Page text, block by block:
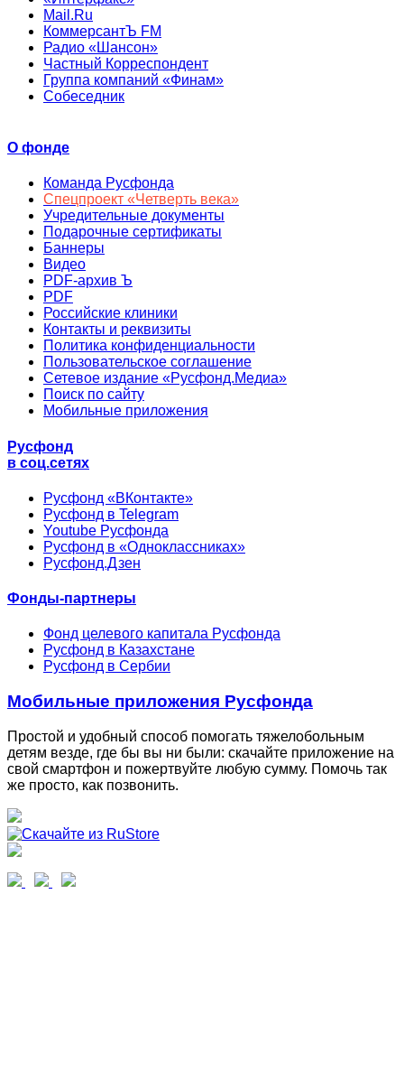
Mail.Ru
КоммерсантЪ FM
Радио «Шансон»
Частный Корреспондент
Группа компаний «Финам»
Собеседник
О фонде
Команда Русфонда
Спецпроект «Четверть века»
Учредительные документы
Подарочные сертификаты
Баннеры
Видео
PDF-архив Ъ
PDF
Российские клиники
Контакты и реквизиты
Политика конфиденциальности
Пользовательское соглашение
Сетевое издание «Русфонд.Медиа»
Поиск по сайту
Мобильные приложения
Русфонд
в соц.сетях
Русфонд «ВКонтакте»
Русфонд в Telegram
Youtube Русфонда
Русфонд в «Одноклассниках»
Русфонд.Дзен
Фонды-партнеры
Фонд целевого капитала Русфонда
Русфонд в Казахстане
Русфонд в Сербии
Мобильные приложения Русфонда
Простой и удобный способ помогать тяжелобольным
детям везде, где бы вы ни были: скачайте приложение на
свой смартфон и пожертвуйте любую сумму. Помочь так
же просто, как позвонить.